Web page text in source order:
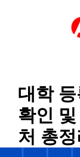
대학
확인
처 총